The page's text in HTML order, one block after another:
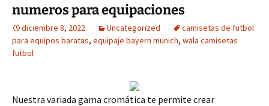
numeros para equipaciones
diciembre 8, 2022 Uncategorized
camisetas de futbol
para equipos baratas, equipaje bayern munich, wala camisetas
futbol
Nuestra variada gama cromática te permite crear